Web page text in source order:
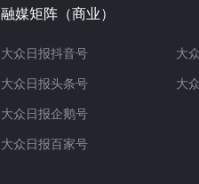
融媒矩阵（商业）
大众日报抖音号
大众日报头条号
大众日报企鹅号
大众日报百家号
大
大